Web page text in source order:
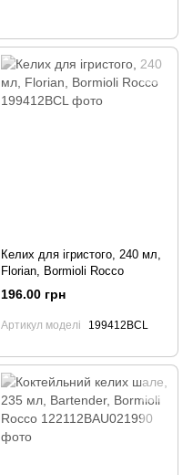
Келих для ігристого, 240 мл,
Florian, Bormioli Rocco
196.00 грн
Артикул моделі 199412BCL